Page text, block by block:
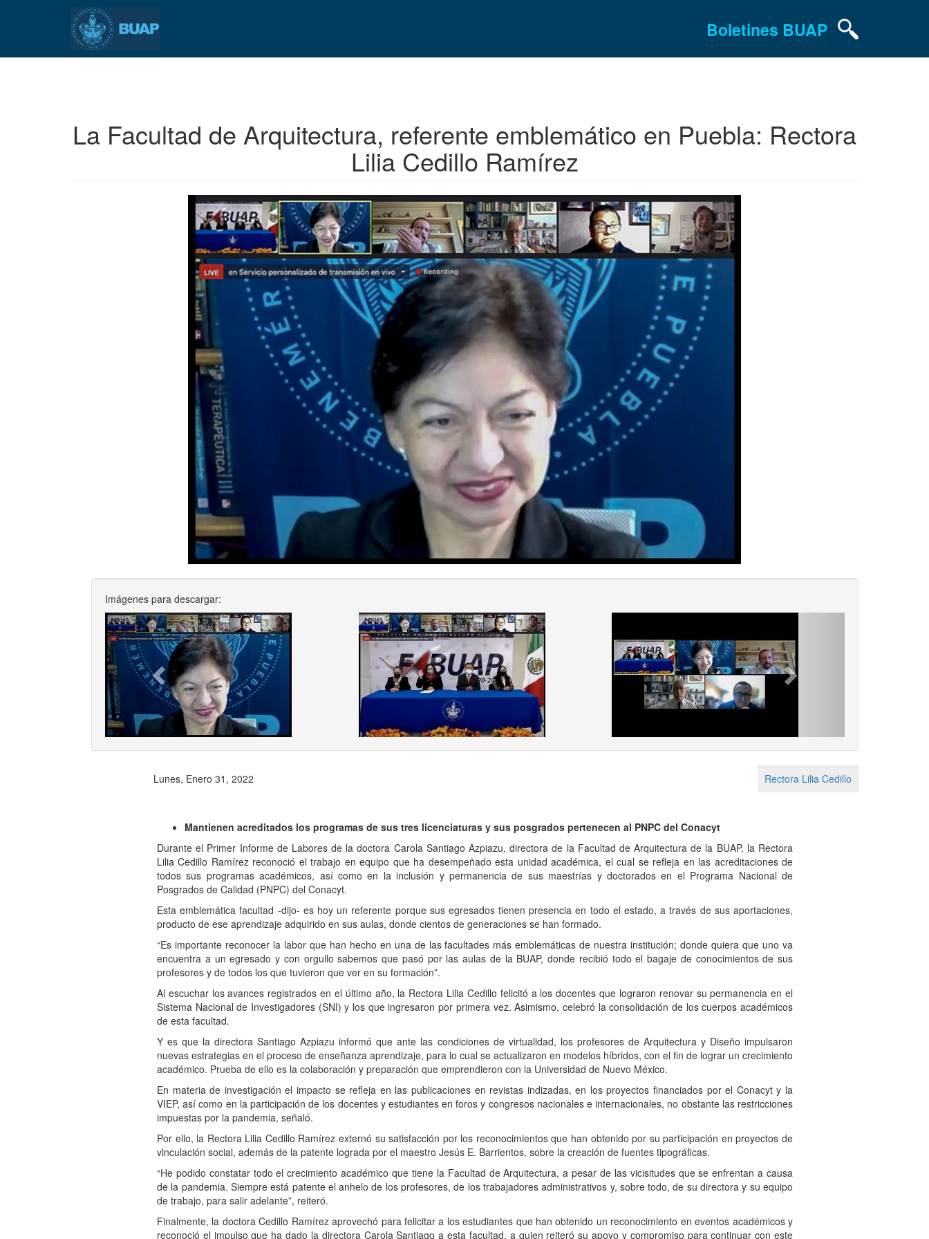
Boletines BUAP
La Facultad de Arquitectura, referente emblemático en Puebla: Rectora
Lilia Cedillo Ramírez
Imágenes para descargar:
Previous
Lunes, Enero 31, 2022 Rectora Lilia Cedillo
Mantienen acreditados los programas de sus tres licenciaturas y sus posgrados pertenecen al PNPC del Conacyt
Durante el Primer Informe de Labores de la doctora Carola Santiago Azpiazu, directora de la Facultad de Arquitectura de la BUAP, la Rectora
Lilia Cedillo Ramírez reconoció el trabajo en equipo que ha desempeñado esta unidad académica, el cual se refleja en las acreditaciones de
todos sus programas académicos, así como en la inclusión y permanencia de sus maestrías y doctorados en el Programa Nacional de
Posgrados de Calidad (PNPC) del Conacyt.
Esta emblemática facultad -dijo- es hoy un referente porque sus egresados tienen presencia en todo el estado, a través de sus aportaciones,
producto de ese aprendizaje adquirido en sus aulas, donde cientos de generaciones se han formado.
“Es importante reconocer la labor que han hecho en una de las facultades más emblemáticas de nuestra institución; donde quiera que uno va
encuentra a un egresado y con orgullo sabemos que pasó por las aulas de la BUAP, donde recibió todo el bagaje de conocimientos de sus
profesores y de todos los que tuvieron que ver en su formación”.
Al escuchar los avances registrados en el último año, la Rectora Lilia Cedillo felicitó a los docentes que lograron renovar su permanencia en el
Sistema Nacional de Investigadores (SNI) y los que ingresaron por primera vez. Asimismo, celebró la consolidación de los cuerpos académicos
de esta facultad.
Y es que la directora Santiago Azpiazu informó que ante las condiciones de virtualidad, los profesores de Arquitectura y Diseño impulsaron
nuevas estrategias en el proceso de enseñanza aprendizaje, para lo cual se actualizaron en modelos híbridos, con el fin de lograr un crecimiento
académico. Prueba de ello es la colaboración y preparación que emprendieron con la Universidad de Nuevo México.
En materia de investigación el impacto se refleja en las publicaciones en revistas indizadas, en los proyectos financiados por el Conacyt y la
VIEP, así como en la participación de los docentes y estudiantes en foros y congresos nacionales e internacionales, no obstante las restricciones
impuestas por la pandemia, señaló.
Por ello, la Rectora Lilia Cedillo Ramírez externó su satisfacción por los reconocimientos que han obtenido por su participación en proyectos de
vinculación social, además de la patente lograda por el maestro Jesús E. Barrientos, sobre la creación de fuentes tipográficas.
“He podido constatar todo el crecimiento académico que tiene la Facultad de Arquitectura, a pesar de las vicisitudes que se enfrentan a causa
de la pandemia. Siempre está patente el anhelo de los profesores, de los trabajadores administrativos y, sobre todo, de su directora y su equipo
de trabajo, para salir adelante”, reiteró.
Finalmente, la doctora Cedillo Ramírez aprovechó para felicitar a los estudiantes que han obtenido un reconocimiento en eventos académicos y
reconoció el impulso que ha dado la directora Carola Santiago a esta facultad, a quien reiteró su apoyo y compromiso para continuar con este